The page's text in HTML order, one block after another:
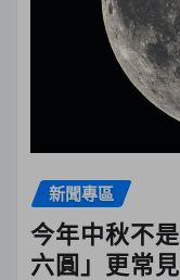
新聞專區
今年中秋不
六圓」更常見